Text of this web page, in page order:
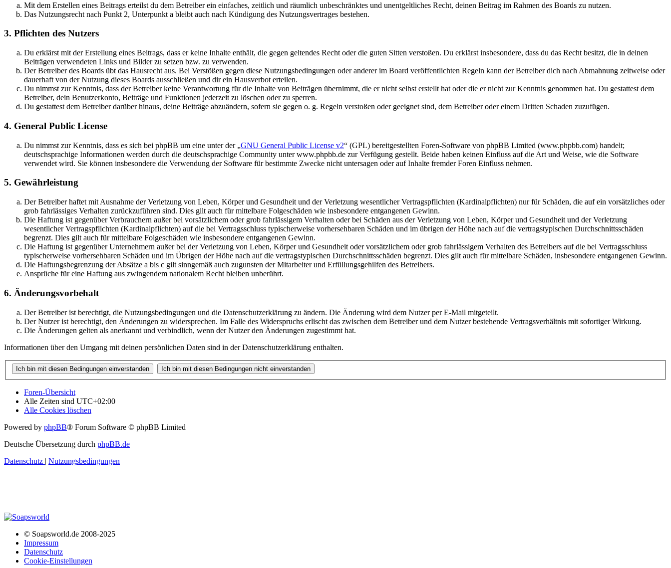
Mit dem Erstellen eines Beitrags erteilst du dem Betreiber ein einfaches, zeitlich und räumlich unbeschränktes und unentgeltliches Recht, deinen Beitrag im Rahmen des Boards zu nutzen.
Das Nutzungsrecht nach Punkt 2, Unterpunkt a bleibt auch nach Kündigung des Nutzungsvertrages bestehen.
3. Pflichten des Nutzers
Du erklärst mit der Erstellung eines Beitrags, dass er keine Inhalte enthält, die gegen geltendes Recht oder die guten Sitten verstoßen. Du erklärst insbesondere, dass du das Recht besitzt, die in deinen
Beiträgen verwendeten Links und Bilder zu setzen bzw. zu verwenden.
Der Betreiber des Boards übt das Hausrecht aus. Bei Verstößen gegen diese Nutzungsbedingungen oder anderer im Board veröffentlichten Regeln kann der Betreiber dich nach Abmahnung zeitweise oder
dauerhaft von der Nutzung dieses Boards ausschließen und dir ein Hausverbot erteilen.
Du nimmst zur Kenntnis, dass der Betreiber keine Verantwortung für die Inhalte von Beiträgen übernimmt, die er nicht selbst erstellt hat oder die er nicht zur Kenntnis genommen hat. Du gestattest dem
Betreiber, dein Benutzerkonto, Beiträge und Funktionen jederzeit zu löschen oder zu sperren.
Du gestattest dem Betreiber darüber hinaus, deine Beiträge abzuändern, sofern sie gegen o. g. Regeln verstoßen oder geeignet sind, dem Betreiber oder einem Dritten Schaden zuzufügen.
4. General Public License
Du nimmst zur Kenntnis, dass es sich bei phpBB um eine unter der „GNU General Public License v2“ (GPL) bereitgestellten Foren-Software von phpBB Limited (www.phpbb.com) handelt;
deutschsprachige Informationen werden durch die deutschsprachige Community unter www.phpbb.de zur Verfügung gestellt. Beide haben keinen Einfluss auf die Art und Weise, wie die Software
verwendet wird. Sie können insbesondere die Verwendung der Software für bestimmte Zwecke nicht untersagen oder auf Inhalte fremder Foren Einfluss nehmen.
5. Gewährleistung
Der Betreiber haftet mit Ausnahme der Verletzung von Leben, Körper und Gesundheit und der Verletzung wesentlicher Vertragspflichten (Kardinalpflichten) nur für Schäden, die auf ein vorsätzliches oder
grob fahrlässiges Verhalten zurückzuführen sind. Dies gilt auch für mittelbare Folgeschäden wie insbesondere entgangenen Gewinn.
Die Haftung ist gegenüber Verbrauchern außer bei vorsätzlichem oder grob fahrlässigem Verhalten oder bei Schäden aus der Verletzung von Leben, Körper und Gesundheit und der Verletzung
wesentlicher Vertragspflichten (Kardinalpflichten) auf die bei Vertragsschluss typischerweise vorhersehbaren Schäden und im übrigen der Höhe nach auf die vertragstypischen Durchschnittsschäden
begrenzt. Dies gilt auch für mittelbare Folgeschäden wie insbesondere entgangenen Gewinn.
Die Haftung ist gegenüber Unternehmern außer bei der Verletzung von Leben, Körper und Gesundheit oder vorsätzlichem oder grob fahrlässigem Verhalten des Betreibers auf die bei Vertragsschluss
typischerweise vorhersehbaren Schäden und im Übrigen der Höhe nach auf die vertragstypischen Durchschnittsschäden begrenzt. Dies gilt auch für mittelbare Schäden, insbesondere entgangenen Gewinn.
Die Haftungsbegrenzung der Absätze a bis c gilt sinngemäß auch zugunsten der Mitarbeiter und Erfüllungsgehilfen des Betreibers.
Ansprüche für eine Haftung aus zwingendem nationalem Recht bleiben unberührt.
6. Änderungsvorbehalt
Der Betreiber ist berechtigt, die Nutzungsbedingungen und die Datenschutzerklärung zu ändern. Die Änderung wird dem Nutzer per E-Mail mitgeteilt.
Der Nutzer ist berechtigt, den Änderungen zu widersprechen. Im Falle des Widerspruchs erlischt das zwischen dem Betreiber und dem Nutzer bestehende Vertragsverhältnis mit sofortiger Wirkung.
Die Änderungen gelten als anerkannt und verbindlich, wenn der Nutzer den Änderungen zugestimmt hat.
Informationen über den Umgang mit deinen persönlichen Daten sind in der Datenschutzerklärung enthalten.
Foren-Übersicht
Alle Zeiten sind UTC+02:00
Alle Cookies löschen
Powered by phpBB® Forum Software © phpBB Limited
Deutsche Übersetzung durch phpBB.de
Datenschutz | Nutzungsbedingungen
© Soapsworld.de 2008-2025
Impressum
Datenschutz
Cookie-Einstellungen